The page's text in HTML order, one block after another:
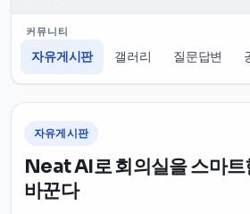
커뮤니티
자유게시판 갤러리 질문답변
자유게시판
Neat AI로 회의실을 스마트
바꾼다